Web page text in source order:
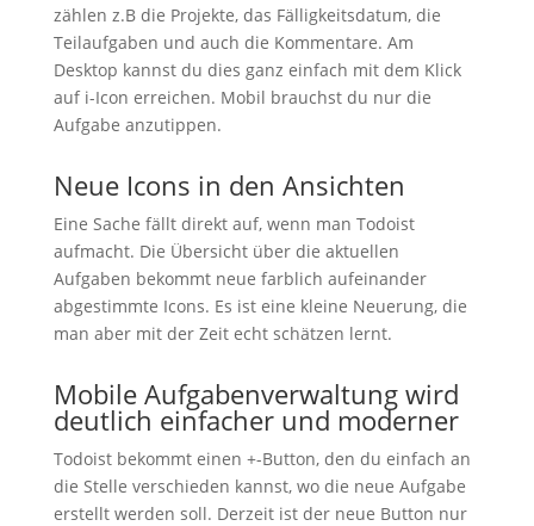
zählen z.B die Projekte, das Fälligkeitsdatum, die
Teilaufgaben und auch die Kommentare. Am
Desktop kannst du dies ganz einfach mit dem Klick
auf i-Icon erreichen. Mobil brauchst du nur die
Aufgabe anzutippen.
Neue Icons in den Ansichten
Eine Sache fällt direkt auf, wenn man Todoist
aufmacht. Die Übersicht über die aktuellen
Aufgaben bekommt neue farblich aufeinander
abgestimmte Icons. Es ist eine kleine Neuerung, die
man aber mit der Zeit echt schätzen lernt.
Mobile Aufgabenverwaltung wird
deutlich einfacher und moderner
Todoist bekommt einen +-Button, den du einfach an
die Stelle verschieden kannst, wo die neue Aufgabe
erstellt werden soll. Derzeit ist der neue Button nur